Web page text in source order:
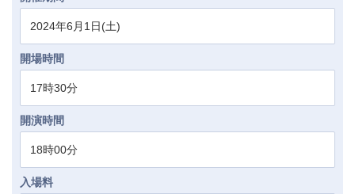
2024年6月1日(土)
開場時間
17時30分
開演時間
18時00分
入場料